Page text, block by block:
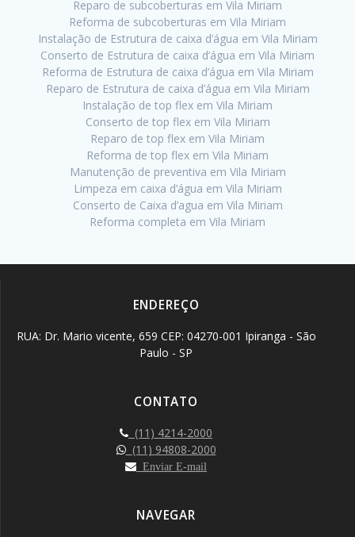
Reparo de subcoberturas em Vila Miriam
Reforma de subcoberturas em Vila Miriam
Instalação de Estrutura de caixa d’água em Vila Miriam
Conserto de Estrutura de caixa d’água em Vila Miriam
Reforma de Estrutura de caixa d’água em Vila Miriam
Reparo de Estrutura de caixa d’água em Vila Miriam
Instalação de top flex em Vila Miriam
Conserto de top flex em Vila Miriam
Reparo de top flex em Vila Miriam
Reforma de top flex em Vila Miriam
Manutenção de preventiva em Vila Miriam
Limpeza em caixa d’água em Vila Miriam
Conserto de Caixa d’agua em Vila Miriam
Reforma completa em Vila Miriam
ENDEREÇO
RUA: Dr. Mario vicente, 659 CEP: 04270-001 Ipiranga - São
Paulo - SP
CONTATO
(11) 4214-2000
(11) 94808-2000
Enviar E-mail
NAVEGAR